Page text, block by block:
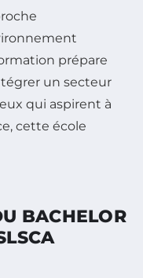
prépare
un secteur
qui aspirent à
cette école
BACHELOR